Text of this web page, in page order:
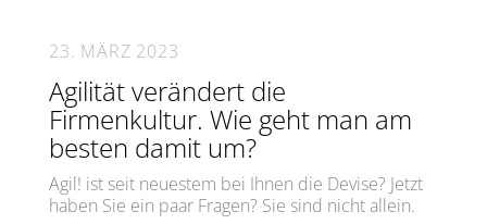
23. MÄRZ 2023
Agilität verändert die
Firmenkultur. Wie geht man am
besten damit um?
Agil! ist seit neuestem bei Ihnen die Devise? Jetzt
haben Sie ein paar Fragen? Sie sind nicht allein.